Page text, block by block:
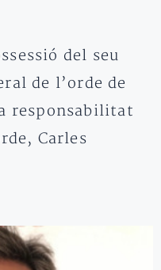
del seu
de l’orde de
responsabilitat
Carles